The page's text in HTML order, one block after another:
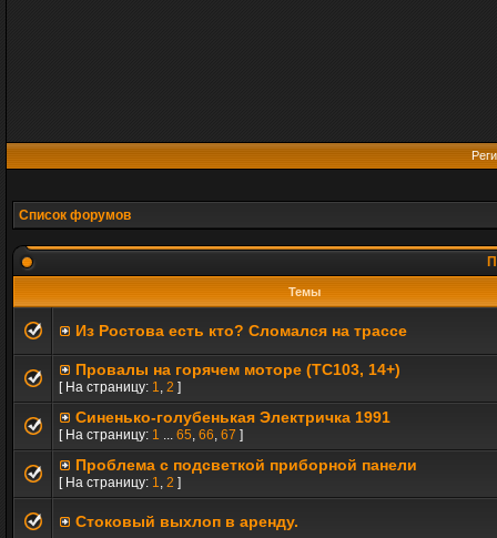
Список форумов
Темы
Из Ростова есть кто? Сломался на трассе
Провалы на горячем моторе (TC103, 14+)
[ На страницу: 1, 2 ]
Синенько-голубенькая Электричка 1991
[ На страницу: 1 ... 65, 66, 67 ]
Проблема с подсветкой приборной панели
[ На страницу: 1, 2 ]
Стоковый выхлоп в аренду.